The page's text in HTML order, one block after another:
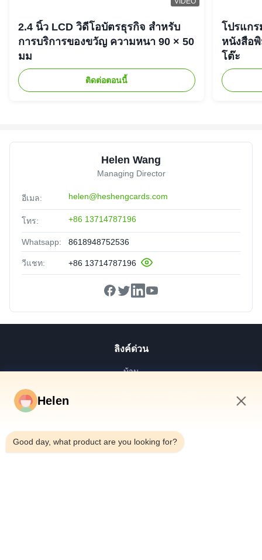
2.4 นิ้ว LCD วิดีโอบัตรธุรกิจ สําหรับ
การบริการของขวัญ ความหนา 90 × 50
มม
ติดต่อตอนนี้
โปรแก
หนังสือ
โต๊ะ
Helen Wang
Managing Director
อีเมล: helen@heshengcards.com
โทร: +86 13714787196
Whatsapp: 8618948752536
วีแชท: +86 13714787196
ลิงค์ด่วน
บ้าน
ทัวร์โรงงาน
Helen
Good day, what product are you looking for?